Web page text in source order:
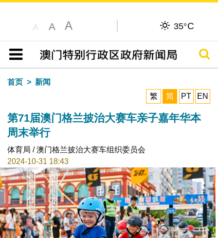
A A A 35°C
目录
搜寻
首页
新闻
繁
简 PT EN
第71届澳门格兰披治大赛车亲子嘉年华本
周末举行
体育局 / 澳门格兰披治大赛车组织委员会
2024-10-31 18:43